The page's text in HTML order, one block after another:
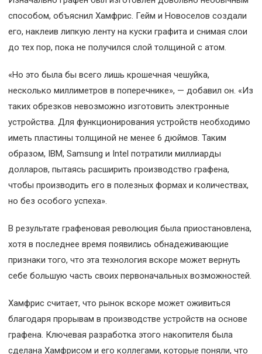
способом, объяснил Хамфрис. Гейм и Новоселов создали
его, наклеив липкую ленту на куски графита и снимая слои
до тех пор, пока не получился слой толщиной с атом.
«Но это была бы всего лишь крошечная чешуйка,
несколько миллиметров в поперечнике», — добавил он. «Из
таких обрезков невозможно изготовить электронные
устройства. Для функционирования устройств необходимо
иметь пластины толщиной не менее 6 дюймов. Таким
образом, IBM, Samsung и Intel потратили миллиарды
долларов, пытаясь расширить производство графена,
чтобы производить его в полезных формах и количествах,
но без особого успеха».
В результате графеновая революция была приостановлена,
хотя в последнее время появились обнадеживающие
признаки того, что эта технология вскоре может вернуть
себе большую часть своих первоначальных возможностей.
Хамфрис считает, что рынок вскоре может оживиться
благодаря прорывам в производстве устройств на основе
графена. Ключевая разработка этого накопителя была
сделана Хамфрисом и его коллегами, которые поняли, что